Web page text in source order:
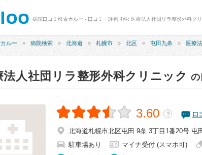
病院口コミ検索カルー - 口コミ・評判 4件: 医療法人社団リラ整形外科ク
ルー 病院検索 北海道 札幌市 北区 屯田九条 医療
法人社団リラ整形外科クリニック の
3.60 ？ 口
北海道札幌市北区屯田 9条 3丁目1番20号 屯
駐車場あり
マイナ受付 (スマホ可)